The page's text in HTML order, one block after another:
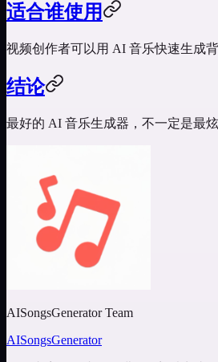
适合谁使用
视频创作者可以用 AI 音乐快速生成
结论
最好的 AI 音乐生成器，不一定是最
AISongsGenerator Team
AISongsGenerator